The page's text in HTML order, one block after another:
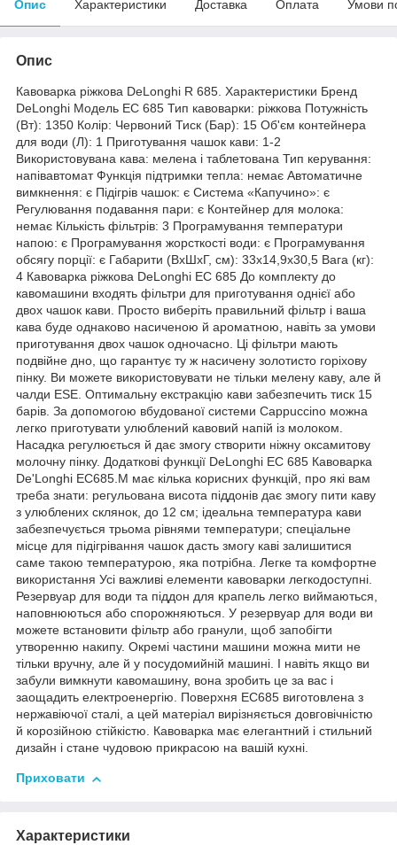
Опис Характеристики Доставка Оплата Умови
Опис
Кавоварка ріжкова DeLonghi R 685. Характеристики Бренд
DeLonghi Модель EC 685 Тип кавоварки: ріжкова Потужність
(Вт): 1350 Колір: Червоний Тиск (Бар): 15 Об'єм контейнера
для води (Л): 1 Приготування чашок кави: 1-2
Використовувана кава: мелена і таблетована Тип керування:
напівавтомат Функція підтримки тепла: немає Автоматичне
вимкнення: є Підігрів чашок: є Система «Капучино»: є
Регулювання подавання пари: є Контейнер для молока:
немає Кількість фільтрів: 3 Програмування температури
напою: є Програмування жорсткості води: є Програмування
обсягу порції: є Габарити (ВхШхГ, см): 33х14,9х30,5 Вага (кг):
4 Кавоварка ріжкова DeLonghi EC 685 До комплекту до
кавомашини входять фільтри для приготування однієї або
двох чашок кави. Просто виберіть правильний фільтр і ваша
кава буде однаково насиченою й ароматною, навіть за умови
приготування двох чашок одночасно. Ці фільтри мають
подвійне дно, що гарантує ту ж насичену золотисто горіхову
пінку. Ви можете використовувати не тільки мелену каву, але й
чалди ESE. Оптимальну екстракцію кави забезпечить тиск 15
барів. За допомогою вбудованої системи Cappuccino можна
легко приготувати улюблений кавовий напій із молоком.
Насадка регулюється й дає змогу створити ніжну оксамитову
молочну пінку. Додаткові функції DeLonghi EC 685 Кавоварка
De'Longhi EC685.M має кілька корисних функцій, про які вам
треба знати: регульована висота піддонів дає змогу пити каву
з улюблених склянок, до 12 см; ідеальна температура кави
забезпечується трьома рівнями температури; спеціальне
місце для підігрівання чашок дасть змогу каві залишитися
саме такою температурою, яка потрібна. Легке та комфортне
використання Усі важливі елементи кавоварки легкодоступні.
Резервуар для води та піддон для крапель легко виймаються,
наповнюються або спорожняються. У резервуар для води ви
можете встановити фільтр або гранули, щоб запобігти
утворенню накипу. Окремі частини машини можна мити не
тільки вручну, але й у посудомийній машині. І навіть якщо ви
забули вимкнути кавомашину, вона зробить це за вас і
заощадить електроенергію. Поверхня EC685 виготовлена з
нержавіючої сталі, а цей матеріал вирізняється довговічністю
й корозійною стійкістю. Кавоварка має елегантний і стильний
дизайн і стане чудовою прикрасою на вашій кухні.
Приховати
Характеристики